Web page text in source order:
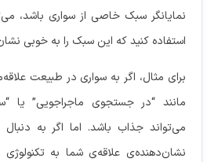
نمایانگر سبک خاصی از سواری باشد،
استفاده کنید که این سبک را به خوبی
برای مثال، اگر به سواری در طبیعت
مانند “در جستجوی ماجراجویی” یا
می‌تواند جذاب باشد. اما اگر به
نشان‌دهنده‌ی علاقه‌ی شما به تکنولوژی